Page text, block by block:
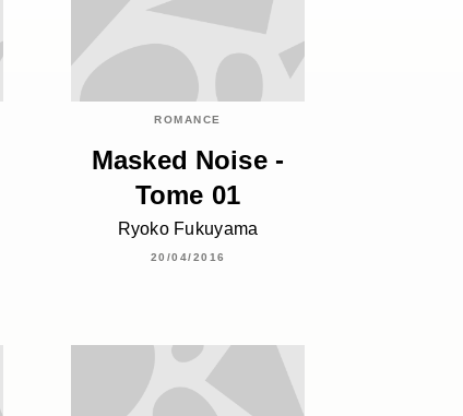
ROMANCE
Masked Noise -
Tome 01
Ryoko Fukuyama
20/04/2016